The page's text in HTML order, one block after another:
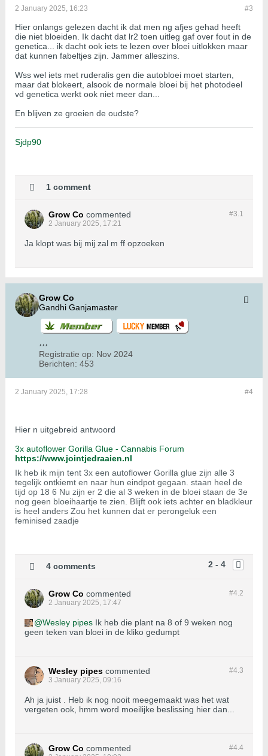
#3
2 January 2025, 16:23
Hier onlangs gelezen dacht ik dat men ng afjes gehad heeft
die niet bloeiden. Ik dacht dat lr2 toen uitleg gaf over fout in de
genetica... ik dacht ook iets te lezen over bloei uitlokken maar
dat kunnen fabeltjes zijn. Jammer alleszins.
Wss wel iets met ruderalis gen die autobloei moet starten,
maar dat blokeert, alsook de normale bloei bij het photodeel
vd genetica werkt ook niet meer dan...
En blijven ze groeien de oudste?
Sjdp90
1 comment
#3.1
Grow Co commented
2 January 2025, 17:21
Ja klopt was bij mij zal m ff opzoeken
Grow Co
Gandhi Ganjamaster
Registratie op: Nov 2024
Berichten: 453
#4
2 January 2025, 17:28
Hier n uitgebreid antwoord
3x autoflower Gorilla Glue - Cannabis Forum
https://www.jointjedraaien.nl
Ik heb ik mijn tent 3x een autoflower Gorilla glue zijn alle 3
tegelijk ontkiemt en naar hun eindpot gegaan. staan heel de
tijd op 18 6 Nu zijn er 2 die al 3 weken in de bloei staan de 3e
nog geen bloeihaartje te zien. Blijft ook iets achter en bladkleur
is heel anders Zou het kunnen dat er perongeluk een
feminised zaadje
2 - 4
4 comments
#4.2
Grow Co commented
2 January 2025, 17:47
Wesley pipes Ik heb die plant na 8 of 9 weken nog
geen teken van bloei in de kliko gedumpt
#4.3
Wesley pipes commented
3 January 2025, 09:16
Ah ja juist . Heb ik nog nooit meegemaakt was het wat
vergeten ook, hmm word moeilijke beslissing hier dan...
#4.4
Grow Co commented